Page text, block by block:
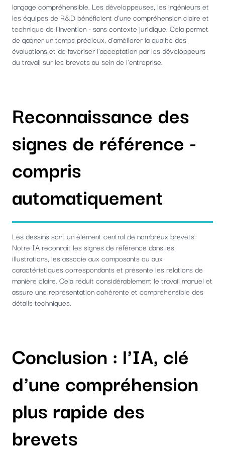
langage compréhensible. Les développeuses, les ingénieurs et
les équipes de R&D bénéficient d'une compréhension claire et
technique de l'invention - sans contexte juridique. Cela permet
de gagner un temps précieux, d'améliorer la qualité des
évaluations et de favoriser l'acceptation par les développeurs
du travail sur les brevets au sein de l'entreprise.
Reconnaissance des
signes de référence -
compris
automatiquement
Les dessins sont un élément central de nombreux brevets.
Notre IA reconnaît les signes de référence dans les
illustrations, les associe aux composants ou aux
caractéristiques correspondants et présente les relations de
manière claire. Cela réduit considérablement le travail manuel et
assure une représentation cohérente et compréhensible des
détails techniques.
Conclusion : l'IA, clé
d'une compréhension
plus rapide des
brevets